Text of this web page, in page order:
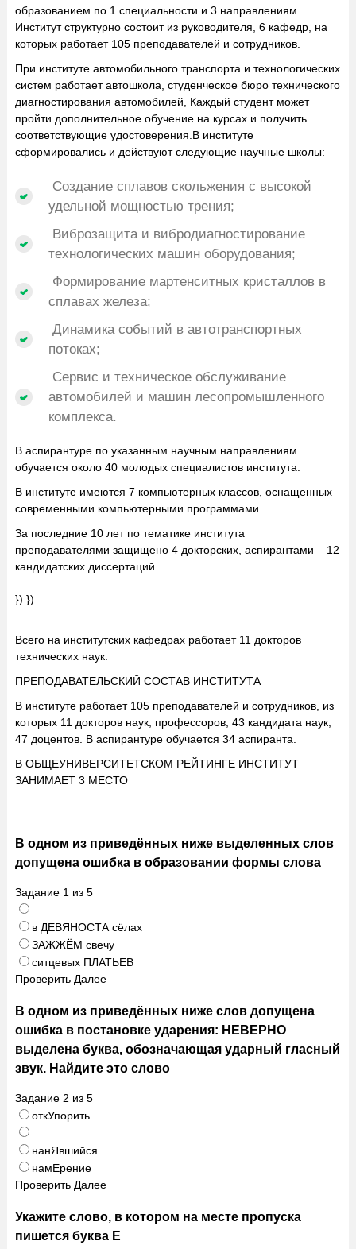
образованием по 1 специальности и 3 направлениям.
Институт структурно состоит из руководителя, 6 кафедр, на
которых работает 105 преподавателей и сотрудников.
При институте автомобильного транспорта и технологических
систем работает автошкола, студенческое бюро технического
диагностирования автомобилей, Каждый студент может
пройти дополнительное обучение на курсах и получить
соответствующие удостоверения.В институте
сформировались и действуют следующие научные школы:
Создание сплавов скольжения с высокой
удельной мощностью трения;
Виброзащита и вибродиагностирование
технологических машин оборудования;
Формирование мартенситных кристаллов в
сплавах железа;
Динамика событий в автотранспортных
потоках;
Сервис и техническое обслуживание
автомобилей и машин лесопромышленного
комплекса.
В аспирантуре по указанным научным направлениям
обучается около 40 молодых специалистов института.
В институте имеются 7 компьютерных классов, оснащенных
современными компьютерными программами.
За последние 10 лет по тематике института
преподавателями защищено 4 докторских, аспирантами – 12
кандидатских диссертаций.
}) })
Всего на институтских кафедрах работает 11 докторов
технических наук.
ПРЕПОДАВАТЕЛЬСКИЙ СОСТАВ ИНСТИТУТА
В институте работает 105 преподавателей и сотрудников, из
которых 11 докторов наук, профессоров, 43 кандидата наук,
47 доцентов. В аспирантуре обучается 34 аспиранта.
В ОБЩЕУНИВЕРСИТЕТСКОМ РЕЙТИНГЕ ИНСТИТУТ
ЗАНИМАЕТ 3 МЕСТО
В одном из приведённых ниже выделенных слов
допущена ошибка в образовании формы слова
Задание 1из 5
в ДЕВЯНОСТА сёлах
ЗАЖЖЁМ свечу
ситцевых ПЛАТЬЕВ
Проверить Далее
В одном из приведённых ниже слов допущена
ошибка в постановке ударения: НЕВЕРНО
выделена буква, обозначающая ударный гласный
звук. Найдите это слово
Задание 2 из 5
откУпорить
нанЯвшийся
намЕрение
Проверить Далее
Укажите слово, в котором на месте пропуска
пишется буква Е